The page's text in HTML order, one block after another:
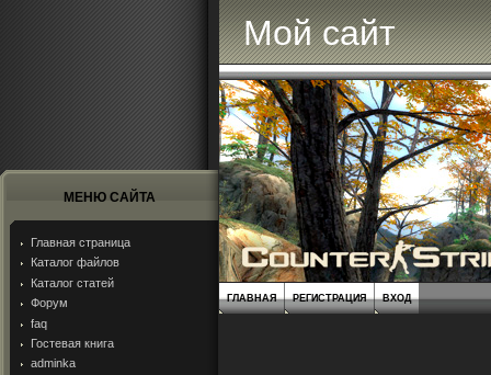
МЕНЮ САЙТА
Главная страница
Каталог файлов
Каталог статей
Форум
faq
Гостевая книга
adminka
Мой сайт
ГЛАВНАЯ РЕГИСТРАЦИЯ ВХОД